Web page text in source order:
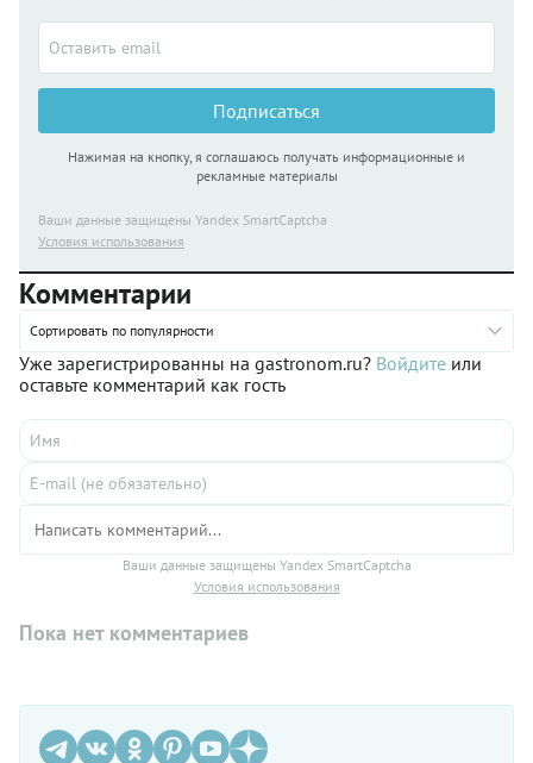
Подписаться
Нажимая на кнопку, я соглашаюсь получать информационные и
рекламные материалы
Ваши данные защищены Yandex SmartCaptcha
Условия использования
Комментарии
Сортировать по популярности
Уже зарегистрированны на gastronom.ru? Войдите или
оставьте комментарий как гость
Ваши данные защищены Yandex SmartCaptcha
Условия использования
Пока нет комментариев